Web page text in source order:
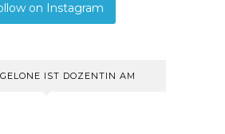
on Instagram
IST DOZENTIN AM